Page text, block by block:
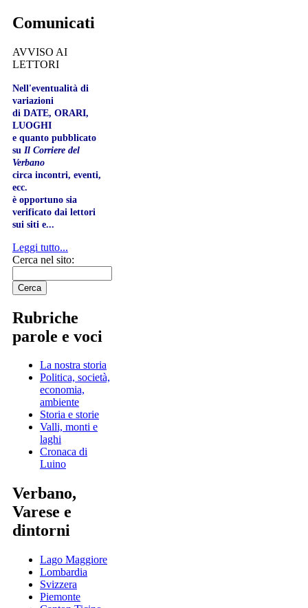
Comunicati
AVVISO AI
LETTORI
Nell'eventualità di
variazioni
di DATE, ORARI,
LUOGHI
e quanto pubblicato
su Il Corriere del
Verbano
circa incontri, eventi,
ecc.
è opportuno sia
verificato dai lettori
sui siti e...
Leggi tutto...
Cerca nel sito:
Rubriche
parole e voci
La nostra storia
Politica, società,
economia,
ambiente
Storia e storie
Valli, monti e
laghi
Cronaca di
Luino
Verbano,
Varese e
dintorni
Lago Maggiore
Lombardia
Svizzera
Piemonte